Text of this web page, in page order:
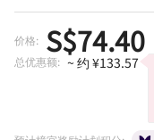
价格: S$74.40
总优惠额: ~ 约 ¥133.57